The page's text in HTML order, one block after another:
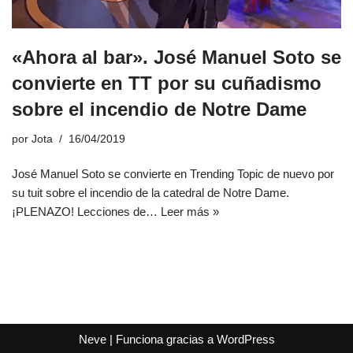
«Ahora al bar». José Manuel Soto se
convierte en TT por su cuñadismo
sobre el incendio de Notre Dame
por Jota 16/04/2019
José Manuel Soto se convierte en Trending Topic de nuevo por
su tuit sobre el incendio de la catedral de Notre Dame.
¡PLENAZO! Lecciones de… Leer más »
Neve| Funciona gracias a WordPress